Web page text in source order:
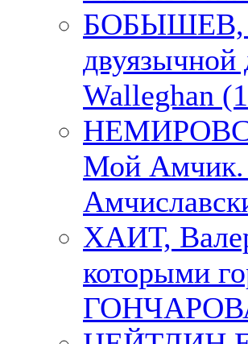
БОБЫШЕВ,
Walleghan
Мой Амчик.
ХАИТ,
которыми